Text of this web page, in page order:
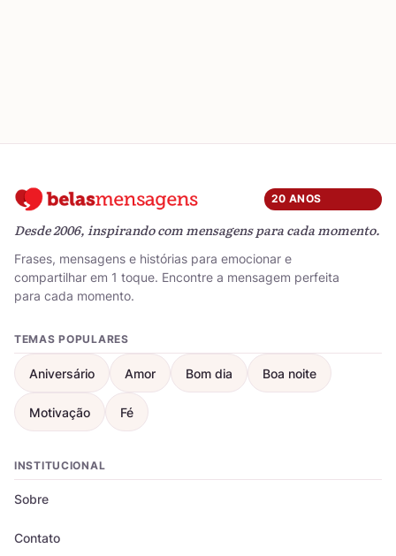
20 ANOS
Desde 2006, inspirando com mensagens para cada momento.
Frases, mensagens e histórias para emocionar e
compartilhar em 1 toque. Encontre a mensagem perfeita
para cada momento.
TEMAS POPULARES
Aniversário Amor Bom dia Boa noite
Motivação Fé
INSTITUCIONAL
Sobre
Contato